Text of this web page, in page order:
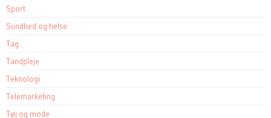
Sport
Sundhed og helse
Tag
Tandpleje
Teknologi
Telemarketing
Tøj og mode